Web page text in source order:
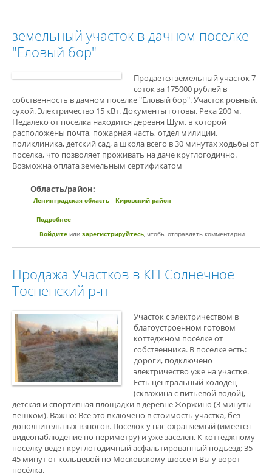
земельный участок в дачном поселке
"Еловый бор"
Продается земельный участок 7
соток за 175000 рублей в
собственность в дачном поселке "Еловый бор". Участок ровный,
сухой. Электричество 15 кВт. Документы готовы. Река 200 м.
Недалеко от поселка находится деревня Шум, в которой
расположены почта, пожарная часть, отдел милиции,
поликлиника, детский сад, а школа всего в 30 минутах ходьбы от
поселка, что позволяет проживать на даче круглогодично.
Возможна оплата земельным сертификатом
Область/район:
Ленинградская область Кировский район
Подробнее
Войдите или зарегистрируйтесь, чтобы отправлять комментарии
Продажа Участков в КП Солнечное
Тосненский р-н
Участок с электричеством в
благоустроенном готовом
коттеджном посёлке от
собственника. В поселке есть:
дороги, подключено
электричество уже на участке.
Есть центральный колодец
(скважина с питьевой водой),
детская и спортивная площадки в деревне Жоржино (3 минуты
пешком). Важно: Всё это включено в стоимость участка, без
дополнительных взносов. Поселок у нас охраняемый (имеется
видеонаблюдение по периметру) и уже заселен. К коттеджному
посёлку ведет круглогодичный асфальтированный подъезд: 35-
45 минут от кольцевой по Московскому шоссе и Вы у ворот
посёлка.